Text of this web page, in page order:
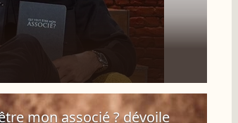
mon associé ? dévoile